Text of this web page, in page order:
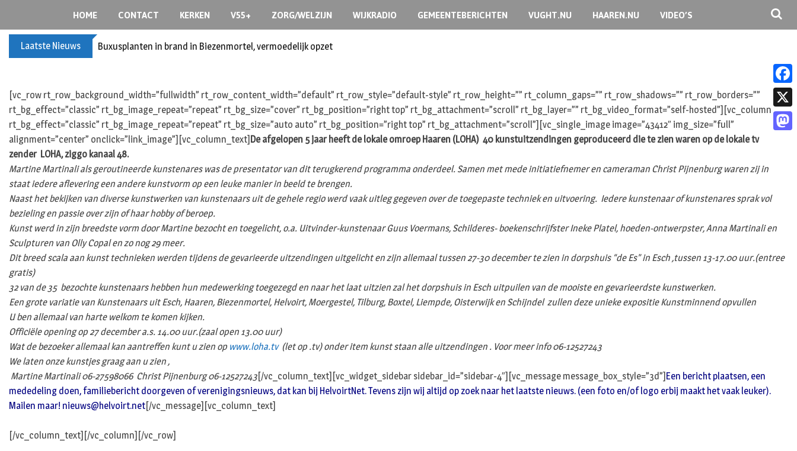
HOME CONTACT KERKEN V55+ ZORG/WELZIJN WIJKRADIO GEMEENTEBERICHTEN VUGHT.NU HAAREN.NU VIDEO’S
Laatste Nieuws Buxusplanten in brand in Biezenmortel, vermoedelijk opzet
[vc_row rt_row_background_width=”fullwidth” rt_row_content_width=”default” rt_row_style=”default-style” rt_row_height=”” rt_column_gaps=”” rt_row_shadows=”” rt_row_borders=””
rt_bg_effect=”classic” rt_bg_image_repeat=”repeat” rt_bg_size=”cover” rt_bg_position=”right top” rt_bg_attachment=”scroll” rt_bg_layer=”” rt_bg_video_format=”self-hosted”][vc_column
rt_bg_effect=”classic” rt_bg_image_repeat=”repeat” rt_bg_size=”auto auto” rt_bg_position=”right top” rt_bg_attachment=”scroll”][vc_single_image image=”43412″ img_size=”full”
alignment=”center” onclick=”link_image”][vc_column_text] De afgelopen 5 jaar heeft de lokale omroep Haaren (LOHA) 40 kunstuitzendingen geproduceerd die te zien waren op de lokale tv
zender LOHA, ziggo kanaal 48.
Martine Martinali als geroutineerde kunstenares was de presentator van dit terugkerend programma onderdeel. Samen met mede initiatiefnemer en cameraman Christ Pijnenburg waren zij in
staat iedere aflevering een andere kunstvorm op een leuke manier in beeld te brengen.
Naast het bekijken van diverse kunstwerken van kunstenaars uit de gehele regio werd vaak uitleg gegeven over de toegepaste techniek en uitvoering. Iedere kunstenaar of kunstenares sprak vol
bezieling en passie over zijn of haar hobby of beroep.
Kunst werd in zijn breedste vorm door Martine bezocht en toegelicht, o.a. Uitvinder-kunstenaar Guus Voermans, Schilderes- boekenschrijfster Ineke Platel, hoeden-ontwerpster, Anna Martinali en
Sculpturen van Olly Copal en zo nog 29 meer.
Dit breed scala aan kunst technieken werden tijdens de gevarieerde uitzendingen uitgelicht en zijn allemaal tussen 27-30 december te zien in dorpshuis “de Es” in Esch ,tussen 13-17.00 uur.(entree
gratis)
32 van de 35 bezochte kunstenaars hebben hun medewerking toegezegd en naar het laat uitzien zal het dorpshuis in Esch uitpuilen van de mooiste en gevarieerdste kunstwerken.
Een grote variatie van Kunstenaars uit Esch, Haaren, Biezenmortel, Helvoirt, Moergestel, Tilburg, Boxtel, Liempde, Oisterwijk en Schijndel zullen deze unieke expositie Kunstminnend opvullen
U ben allemaal van harte welkom te komen kijken.
Officiële opening op 27 december a.s. 14.00 uur.(zaal open 13.00 uur)
Wat de bezoeker allemaal kan aantreffen kunt u zien op www.loha.tv(let op .tv) onder item kunst staan alle uitzendingen . Voor meer info 06-12527243
We laten onze kunstjes graag aan u zien ,
Martine Martinali 06-27598066 Christ Pijnenburg 06-12527243[/vc_column_text][vc_widget_sidebar sidebar_id=”sidebar-4″][vc_message message_box_style=”3d”] Een bericht plaatsen, een
mededeling doen, familiebericht doorgeven of verenigingsnieuws, dat kan bij HelvoirtNet. Tevens zijn wij altijd op zoek naar het laatste nieuws. (een foto en/of logo erbij maakt het vaak leuker).
Mailen maar! nieuws@helvoirt.net[/vc_message][vc_column_text]
[/vc_column_text][/vc_column][/vc_row]
F
a
c
k
X
d
o